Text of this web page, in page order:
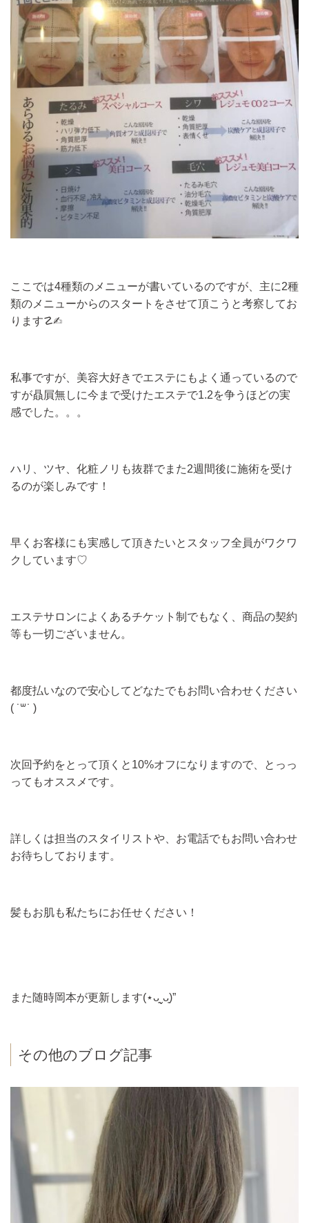
ここでは4種類のメニューが書いているのですが、主に2種
類のメニューからのスタートをさせて頂こうと考察してお
ります☡✍︎
私事ですが、美容大好きでエステにもよく通っているので
すが贔屓無しに今まで受けたエステで1.2を争うほどの実
感でした。。。
ハリ、ツヤ、化粧ノリも抜群でまた2週間後に施術を受け
るのが楽しみです！
早くお客様にも実感して頂きたいとスタッフ全員がワクワ
クしています♡
エステサロンによくあるチケット制でもなく、商品の契約
等も一切ございません。
都度払いなので安心してどなたでもお問い合わせください
( ˙꒳​˙ )
次回予約をとって頂くと10%オフになりますので、とっっ
ってもオススメです。
詳しくは担当のスタイリストや、お電話でもお問い合わせ
お待ちしております。
髪もお肌も私たちにお任せください！
また随時岡本が更新します(⋆ᴗ͈ˬᴗ͈)”
その他のブログ記事